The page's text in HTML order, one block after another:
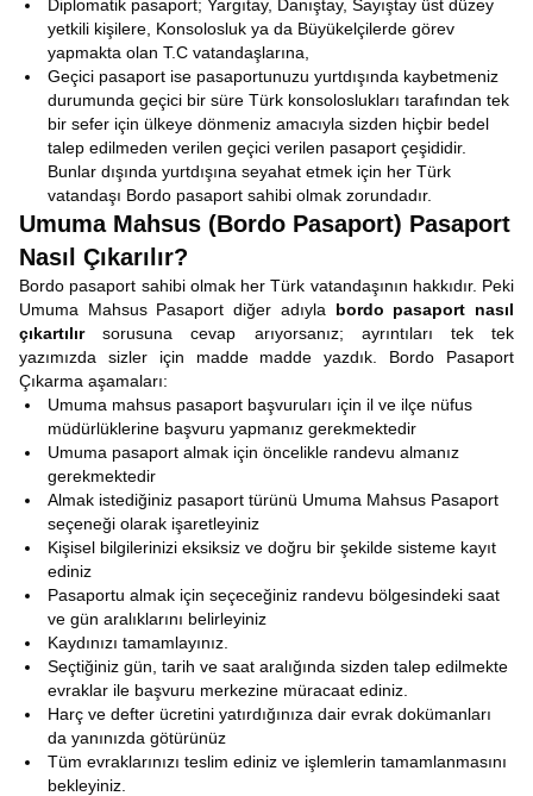
Diplomatik pasaport; Yargıtay, Danıştay, Sayıştay üst düzey
yetkili kişilere, Konsolosluk ya da Büyükelçilerde görev
yapmakta olan T.C vatandaşlarına,
Geçici pasaport ise pasaportunuzu yurtdışında kaybetmeniz
durumunda geçici bir süre Türk konsoloslukları tarafından tek
bir sefer için ülkeye dönmeniz amacıyla sizden hiçbir bedel
talep edilmeden verilen geçici verilen pasaport çeşididir.
Bunlar dışında yurtdışına seyahat etmek için her Türk
vatandaşı Bordo pasaport sahibi olmak zorundadır.
Umuma Mahsus (Bordo Pasaport) Pasaport
Nasıl Çıkarılır?
Bordo pasaport sahibi olmak her Türk vatandaşının hakkıdır. Peki
Umuma Mahsus Pasaport diğer adıyla bordo pasaport nasıl
çıkartılırsorusuna cevap arıyorsanız; ayrıntıları tek tek
yazımızda sizler için madde madde yazdık. Bordo Pasaport
Çıkarma aşamaları:
Umuma mahsus pasaport başvuruları için il ve ilçe nüfus
müdürlüklerine başvuru yapmanız gerekmektedir
Umuma pasaport almak için öncelikle randevu almanız
gerekmektedir
Almak istediğiniz pasaport türünü Umuma Mahsus Pasaport
seçeneği olarak işaretleyiniz
Kişisel bilgilerinizi eksiksiz ve doğru bir şekilde sisteme kayıt
ediniz
Pasaportu almak için seçeceğiniz randevu bölgesindeki saat
ve gün aralıklarını belirleyiniz
Kaydınızı tamamlayınız.
Seçtiğiniz gün, tarih ve saat aralığında sizden talep edilmekte
evraklar ile başvuru merkezine müracaat ediniz.
Harç ve defter ücretini yatırdığınıza dair evrak dokümanları
da yanınızda götürünüz
Tüm evraklarınızı teslim ediniz ve işlemlerin tamamlanmasını
bekleyiniz.